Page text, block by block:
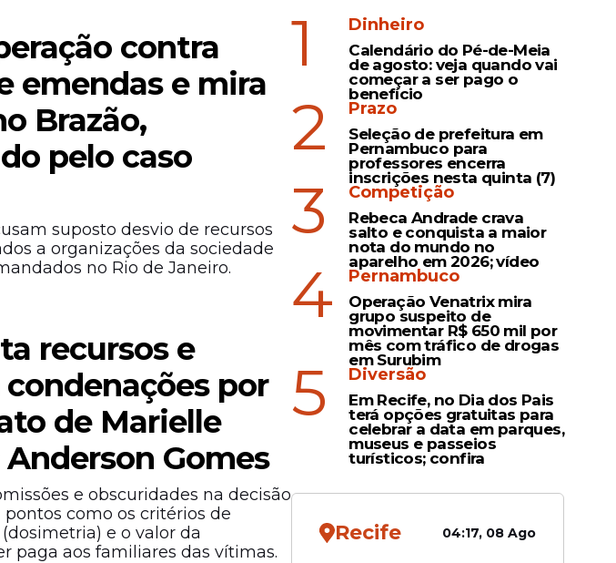
contra
emendas e mira
Brazão,
pelo caso
suposto desvio de recursos
a organizações da sociedade
no Rio de Janeiro.
recursos e
por
de Marielle
Anderson Gomes
e obscuridades na decisão
como os critérios de
e o valor da
paga aos familiares das vítimas.
1 Dinheiro
Calendário do Pé-de-Meia
de agosto: veja quando vai
começar a ser pago o
benefício
2 Prazo
Seleção de prefeitura em
Pernambuco para
professores encerra
inscrições nesta quinta (7)
3 Competição
Rebeca Andrade crava
salto e conquista a maior
nota do mundo no
aparelho em 2026; vídeo
4 Pernambuco
Operação Venatrix mira
grupo suspeito de
movimentar R$ 650 mil por
mês com tráfico de drogas
em Surubim
5 Diversão
Em Recife, no Dia dos Pais
terá opções gratuitas para
celebrar a data em parques,
museus e passeios
turísticos; confira
Recife 04:17, 08 Ago